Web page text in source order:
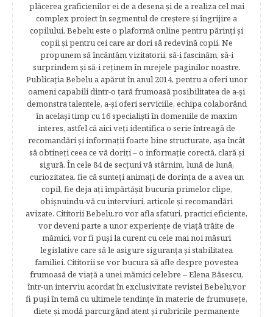
plăcerea graficienilor ei de a desena şi de a realiza cel mai
complex proiect în segmentul de creştere şi îngrijire a
copilului. Bebelu este o plaformă online pentru părinţi şi
copii şi pentru cei care ar dori să redevină copii. Ne
propunem să încântăm vizitatorii, să-i fascinăm, să-i
surprindem şi să-i reţinem în mrejele paginilor noastre.​
Publicația Bebelu a apărut în anul 2014, pentru a oferi unor
oameni capabili dintr-o ţară frumoasă posibilitatea de a-şi
demonstra talentele, a-şi oferi serviciile, echipa colaborând
în acelaşi timp cu 16 specialişti în domeniile de maxim
interes, astfel că aici veţi identifica o serie întreagă de
recomandări şi informaţii foarte bine structurate, aşa încât
să obtineţi ceea ce vă doriţi – o informaţie corectă, clară şi
sigură. În cele 84 de secțuni vă stârnim, lună de lună,
curiozitatea, fie că sunteţi animaţi de dorinţa de a avea un
copil, fie deja aţi împărtăşit bucuria primelor clipe,
obişnuindu-vă cu interviuri, articole şi recomandări
avizate. Cititorii Bebelu.ro vor afla sfaturi, practici eficiente,
vor deveni parte a unor experienţe de viaţă trăite de
mămici, vor fi puşi la curent cu cele mai noi măsuri
legislative care să le asigure siguranţa şi stabilitatea
familiei. Cititorii se vor bucura să afle despre povestea
frumoasă de viață a unei mămici celebre – Elena Băsescu,
într-un interviu acordat în exclusivitate revistei Bebelu,vor
fi puşi în temă cu ultimele tendinţe în materie de frumuseţe,
diete şi modă parcurgând atent şi rubricile permanente